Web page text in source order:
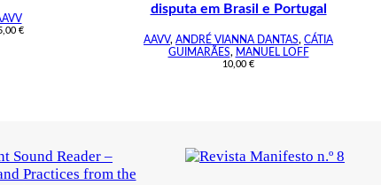
€
disputa em Brasil e Portugal
AAVV, ANDRÉ VIANNA DANTAS, CÁTIA
GUIMARÃES, MANUEL LOFF
10,00 €